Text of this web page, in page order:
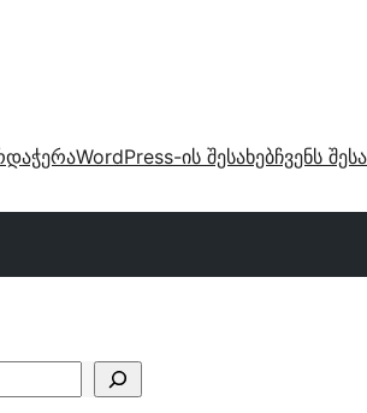
WordPress-ის შესახებჩვენს